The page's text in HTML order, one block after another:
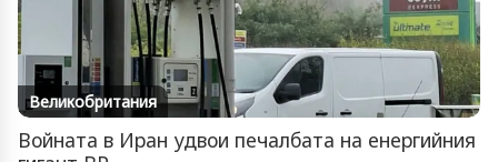
Великобритания
Войната в Иран удвои печалбата на енергийния